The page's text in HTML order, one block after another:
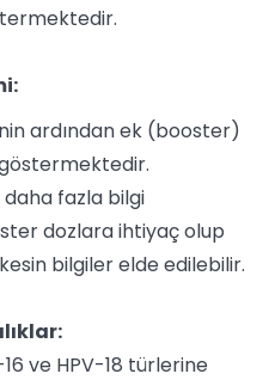
ardından ek (booster)
fazla bilgi
dozlara ihtiyaç olup
bilgiler elde edilebilir.
16 ve HPV-18 türlerine